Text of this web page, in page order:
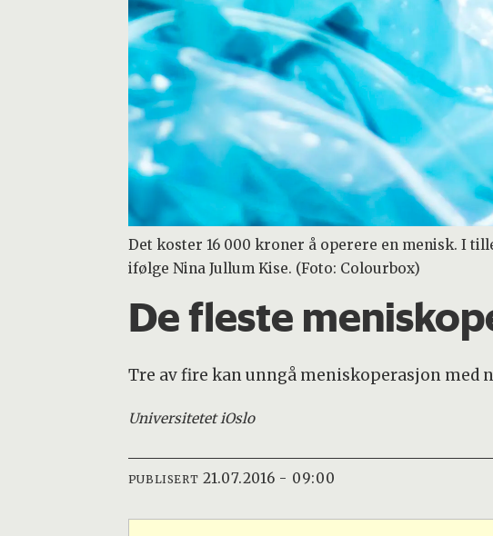
Det koster 16 000 kroner å operere en menisk. I
ifølge Nina Jullum Kise. (Foto: Colourbox)
De fleste
Tre av fire kan unngå meniskoperasjon
Universitetet iOslo
PUBLISERT 21.07.2016 - 09:00